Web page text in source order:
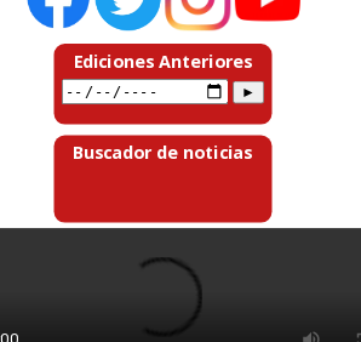
Ediciones Anteriores
Buscador de noticias